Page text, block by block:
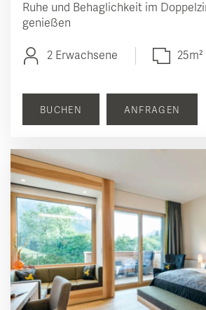
Ruhe und Behaglichkeit im
genießen
2 Erwachsene 25m²
BUCHEN ANFRAGEN